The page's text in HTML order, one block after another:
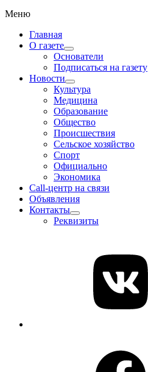
Меню
Главная
О газете
Основатели
Подписаться на газету
Новости
Культура
Медицина
Образование
Общество
Происшествия
Сельское хозяйство
Спорт
Официально
Экономика
Call-центр на связи
Объявления
Контакты
Реквизиты